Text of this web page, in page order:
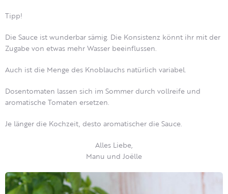
Tipp!
Die Sauce ist wunderbar sämig. Die Konsistenz könnt ihr mit der
Zugabe von etwas mehr Wasser beeinflussen.
Auch ist die Menge des Knoblauchs natürlich variabel.
Dosentomaten lassen sich im Sommer durch vollreife und
aromatische Tomaten ersetzen.
Je länger die Kochzeit, desto aromatischer die Sauce.
Alles Liebe,
Manu und Joëlle